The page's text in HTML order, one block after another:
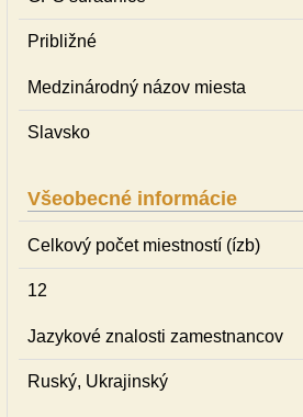
Približné
Medzinárodný názov miesta
Slavsko
Všeobecné informácie
Celkový počet miestností (ízb)
12
Jazykové znalosti zamestnancov
Ruský, Ukrajinský